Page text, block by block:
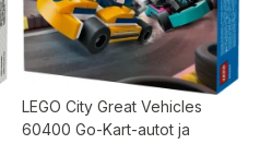
LEGO City Great Vehicles
60400 Go-Kart-autot ja